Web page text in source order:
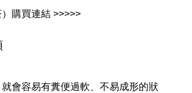
購買連結 >>>>>
會容易有糞便過軟、不易成形的狀